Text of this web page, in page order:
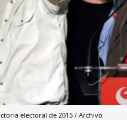
electoral de 2015 / Archivo